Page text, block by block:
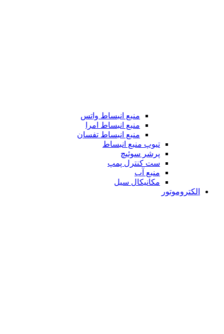
منبع انبساط واتس
منبع انبساط امرا
منبع انبساط تفسان
تیوپ منبع انبساط
پرشر سوئیچ
ست کنترل پمپ
منبع آب
مکانیکال سیل
الکتروموتور